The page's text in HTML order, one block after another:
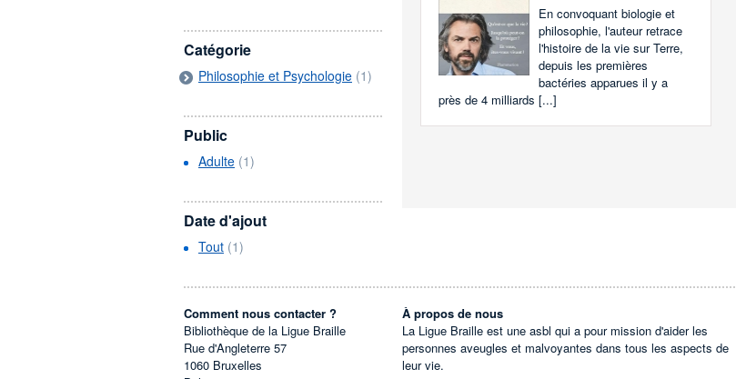
En convoquant biologie et
philosophie, l'auteur retrace
l'histoire de la vie sur Terre,
depuis les premières
bactéries apparues il y a
près de 4 milliards [...]
Catégorie
Philosophie et Psychologie (1)
Public
Adulte (1)
Date d'ajout
Tout (1)
Comment nous contacter ?
Bibliothèque de la Ligue Braille
Rue d'Angleterre 57
1060 Bruxelles
À propos de nous
La Ligue Braille est une asbl qui a pour mission d'aider les
personnes aveugles et malvoyantes dans tous les aspects de
leur vie.